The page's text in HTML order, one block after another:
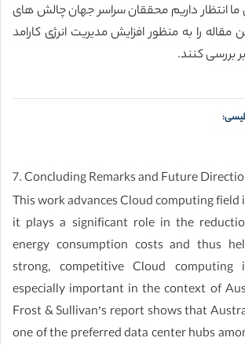
ما انتظار داریم محققان سراسر جهان چالش های
را به منظور افزایش مدیریت انرژی کارامد
بررسی کنند.
7. Concluding Remarks and Future
This work advances Cloud computing field
it plays a significant role in the
energy consumption costs and thus
strong, competitive Cloud computing
especially important in the context of
Frost & Sullivan’s report shows that
one of the preferred data center hubs